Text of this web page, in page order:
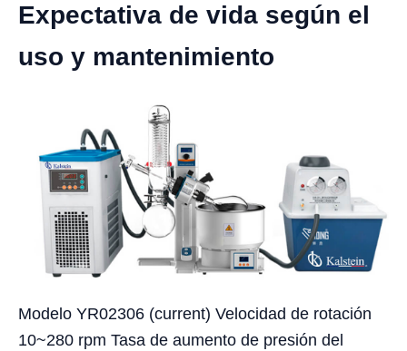
Expectativa de vida según el
uso y mantenimiento
Modelo YR02306 (current) Velocidad de rotación
10~280 rpm Tasa de aumento de presión del